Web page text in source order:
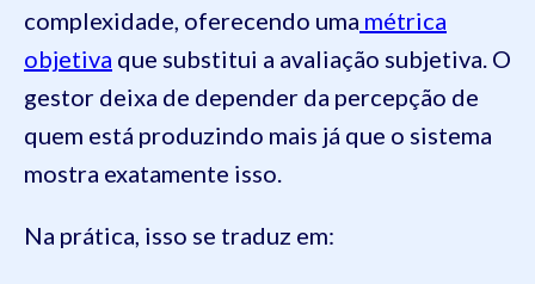
complexidade, oferecendo uma métrica
objetiva que substitui a avaliação subjetiva. O
gestor deixa de depender da percepção de
quem está produzindo mais já que o sistema
mostra exatamente isso.
Na prática, isso se traduz em: